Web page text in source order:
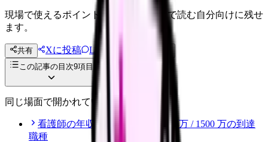
現場で使えるポイントを、同僚やあとで読む自分向けに残せ
ます。
共有 Xに投稿 LINE
投稿文コピー
この記事の目次9項目
同じ場面で開かれている記事
看護師の年収上限｜800 万 / 1000 万 / 1500 万の到達
職種